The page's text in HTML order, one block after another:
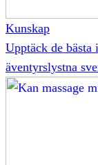
Kunskap
Upptäck de bästa
äventyrslystna